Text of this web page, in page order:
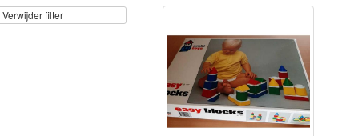
Verwijder filter